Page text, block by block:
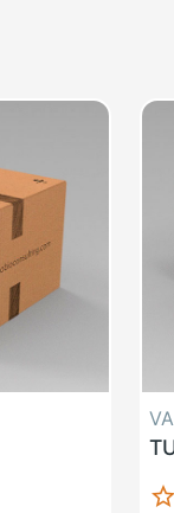
star_border